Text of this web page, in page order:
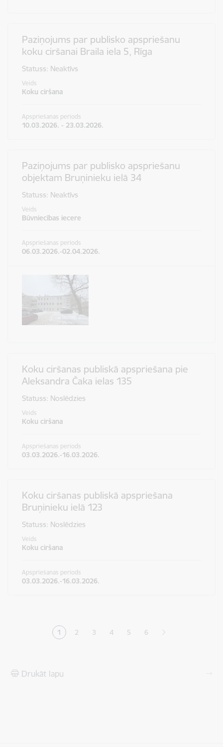
Paziņojums par publisko apspriešanu
koku ciršanai Braila iela 5, Rīga
Statuss: Neaktīvs
Veids
Koku ciršana
Apspriešanas periods
10.03.2026. - 23.03.2026.
Paziņojums par publisko apspriešanu
objektam Bruņinieku ielā 34
Statuss: Neaktīvs
Veids
Būvniecības iecere
Apspriešanas periods
06.03.2026.-02.04.2026.
Koku ciršanas publiskā apspriešana pie
Aleksandra Čaka ielas 135
Statuss: Noslēdzies
Veids
Koku ciršana
Apspriešanas periods
03.03.2026.-16.03.2026.
Koku ciršanas publiskā apspriešana
Bruņinieku ielā 123
Statuss: Noslēdzies
Veids
Koku ciršana
Apspriešanas periods
03.03.2026.-16.03.2026.
Pašreizējā lapa
1 Lapa
2 Lapa
3 Lapa
4 Lapa
5 6
Drukāt lapu